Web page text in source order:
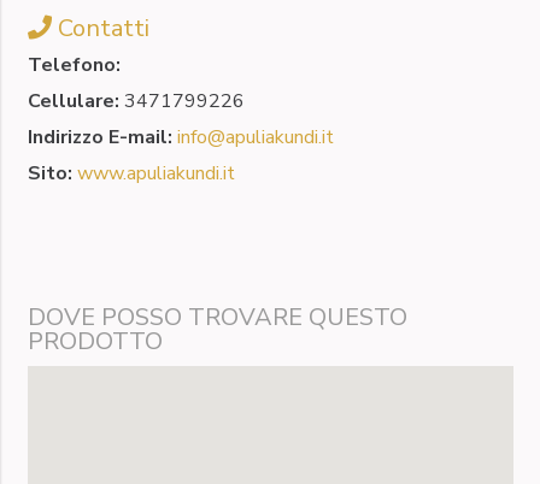
Contatti
Telefono:
Cellulare: 3471799226
Indirizzo E-mail: info@apuliakundi.it
Sito: www.apuliakundi.it
DOVE POSSO TROVARE QUESTO
PRODOTTO